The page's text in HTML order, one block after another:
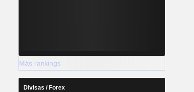
Más rankings
Divisas / Forex